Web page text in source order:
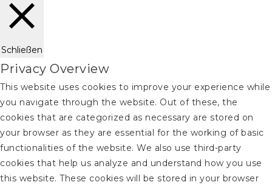
Schließen
Privacy Overview
This website uses cookies to improve your experience while
you navigate through the website. Out of these, the
cookies that are categorized as necessary are stored on
your browser as they are essential for the working of basic
functionalities of the website. We also use third-party
cookies that help us analyze and understand how you use
this website. These cookies will be stored in your browser